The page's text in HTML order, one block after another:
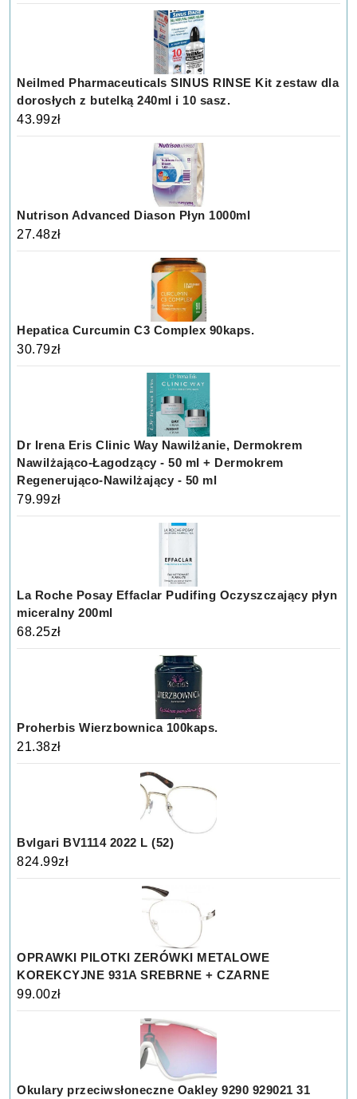
Neilmed Pharmaceuticals SINUS RINSE Kit zestaw dla
dorosłych z butelką 240ml i 10 sasz.
43.99zł
Nutrison Advanced Diason Płyn 1000ml
27.48zł
Hepatica Curcumin C3 Complex 90kaps.
30.79zł
Dr Irena Eris Clinic Way Nawilżanie, Dermokrem
Nawilżająco-Łagodzący - 50 ml + Dermokrem
Regenerująco-Nawilżający - 50 ml
79.99zł
La Roche Posay Effaclar Pudifing Oczyszczający płyn
miceralny 200ml
68.25zł
Proherbis Wierzbownica 100kaps.
21.38zł
Bvlgari BV1114 2022 L (52)
824.99zł
OPRAWKI PILOTKI ZERÓWKI METALOWE
KOREKCYJNE 931A SREBRNE + CZARNE
99.00zł
Okulary przeciwsłoneczne Oakley 9290 929021 31